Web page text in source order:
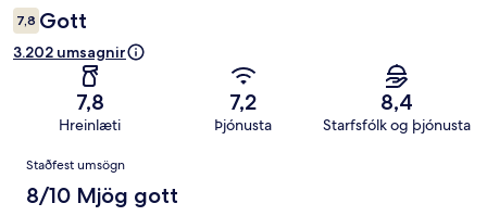
7,8 Gott
3.202 umsagnir
7,8
Hreinlæti
7,2
Þjónusta
8,4
Starfsfólk og þjónusta
Umsagnir
Staðfest umsögn
8/10 Mjög gott